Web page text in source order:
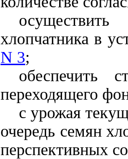
хлопчатника в
N 3;
обеспечить
переходящего
с урожая
очередь семян
перспективных